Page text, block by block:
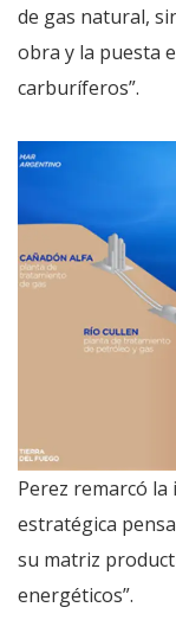
de gas natural,
obra y la puesta
carburíferos”.
Perez remarcó
estratégica
su matriz
energéticos”.